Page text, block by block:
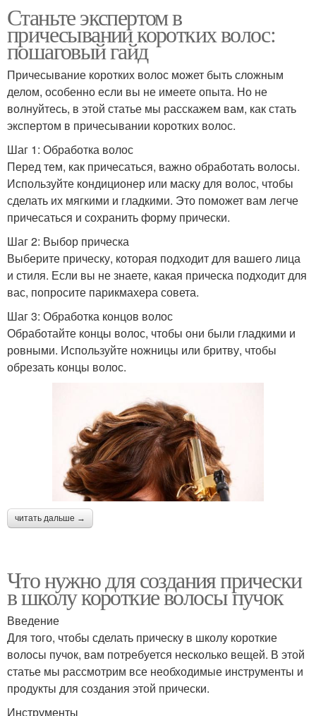
Станьте экспертом в
причесывании коротких волос:
пошаговый гайд
Причесывание коротких волос может быть сложным
делом, особенно если вы не имеете опыта. Но не
волнуйтесь, в этой статье мы расскажем вам, как стать
экспертом в причесывании коротких волос.
Шаг 1: Обработка волос
Перед тем, как причесаться, важно обработать волосы.
Используйте кондиционер или маску для волос, чтобы
сделать их мягкими и гладкими. Это поможет вам легче
причесаться и сохранить форму прически.
Шаг 2: Выбор прическа
Выберите прическу, которая подходит для вашего лица
и стиля. Если вы не знаете, какая прическа подходит для
вас, попросите парикмахера совета.
Шаг 3: Обработка концов волос
Обработайте концы волос, чтобы они были гладкими и
ровными. Используйте ножницы или бритву, чтобы
обрезать концы волос.
читать дальше →
Что нужно для создания прически
в школу короткие волосы пучок
Введение
Для того, чтобы сделать прическу в школу короткие
волосы пучок, вам потребуется несколько вещей. В этой
статье мы рассмотрим все необходимые инструменты и
продукты для создания этой прически.
Инструменты